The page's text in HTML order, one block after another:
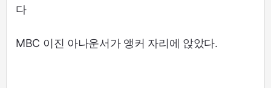
다
MBC 이진 아나운서가 앵커 자리에 앉았다.